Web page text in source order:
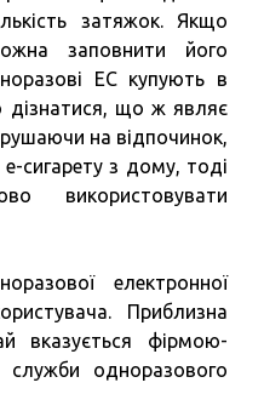
затяжок. Якщо
заповнити його
ЕС купують в
дізнатися, що ж являє
на відпочинок,
сигарету з дому, тоді
використовувати
електронної
Приблизна
вказується фірмою-
одноразового